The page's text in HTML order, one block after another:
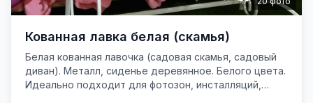
Кованная лавка белая (скамья)
Белая кованная лавочка (садовая скамья, садовый
диван). Металл, сиденье деревянное. Белого цвета.
Идеально подходит для фотозон, инсталляций,